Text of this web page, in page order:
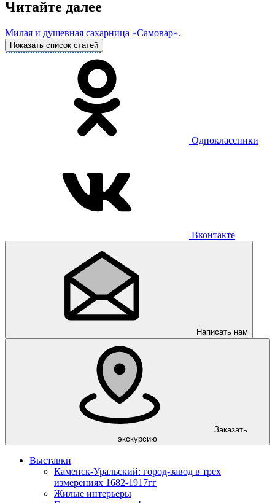
Читайте далее
Милая и душевная сахарница «Самовар».
Показать список статей
Одноклассники
Вконтакте
Написать нам
Заказать
экскурсию
Выставки
Каменск-Уральский: город-завод в трех
измерениях 1682-1917гг
Жилые интерьеры